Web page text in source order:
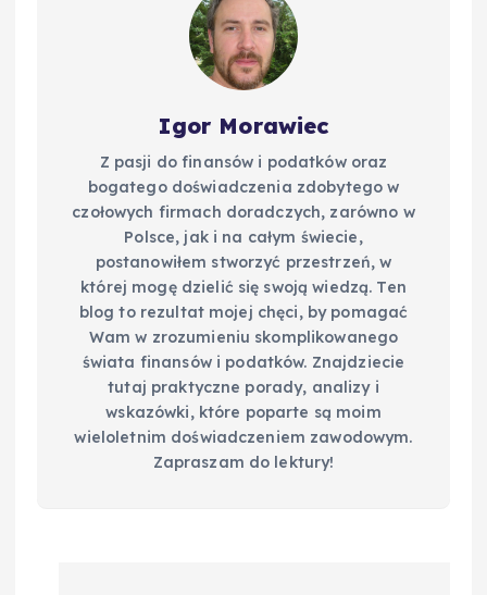
Igor Morawiec
Z pasji do finansów i podatków oraz
bogatego doświadczenia zdobytego w
czołowych firmach doradczych, zarówno w
Polsce, jak i na całym świecie,
postanowiłem stworzyć przestrzeń, w
której mogę dzielić się swoją wiedzą. Ten
blog to rezultat mojej chęci, by pomagać
Wam w zrozumieniu skomplikowanego
świata finansów i podatków. Znajdziecie
tutaj praktyczne porady, analizy i
wskazówki, które poparte są moim
wieloletnim doświadczeniem zawodowym.
Zapraszam do lektury!